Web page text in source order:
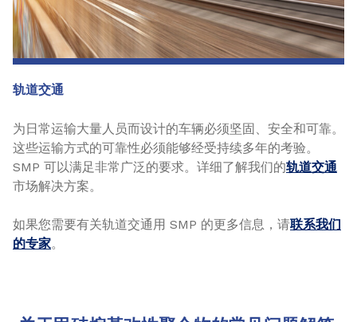
轨道交通
为日常运输大量人员而设计的车辆必须坚固、安全和可靠。
这些运输方式的可靠性必须能够经受持续多年的考验。
SMP 可以满足非常广泛的要求。详细了解我们的轨道交通
市场解决方案。
如果您需要有关轨道交通用 SMP 的更多信息，请联系我们
的专家。